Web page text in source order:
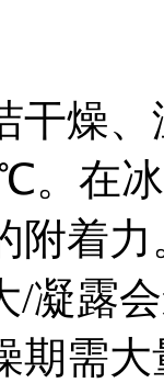
干燥
。在
附着
/凝露
期需